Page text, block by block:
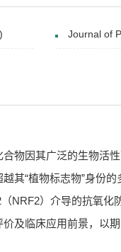
Journal of
物因其广泛的生物活
其“植物标志物”身份
NRF2）介导的抗氧
及临床应用前景，以